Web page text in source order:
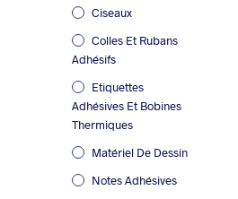
Ciseaux
Colles Et Rubans
Adhésifs
Etiquettes
Adhésives Et Bobines
Thermiques
Matériel De Dessin
Notes Adhésives